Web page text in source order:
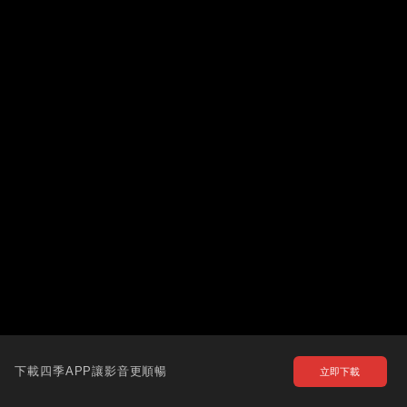
下載四季APP讓影音更順暢 立即下載